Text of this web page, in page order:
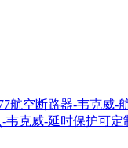
航空断路器-韦克威-
-韦克威-延时保护可定